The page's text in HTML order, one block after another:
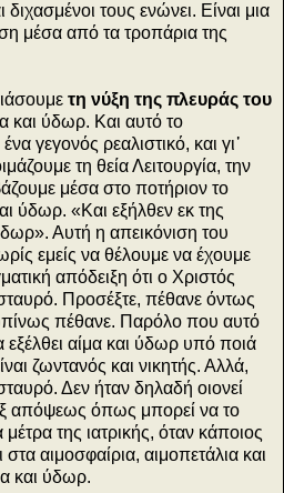
τους ενώνει. Είναι μια
μέσα από τα τροπάρια της
τη νύξη της πλευράς του
και ύδωρ. Και αυτό το
γεγονός ρεαλιστικό, και γι᾽
τη θεία Λειτουργία, την
μέσα στο ποτήριον το
ύδωρ. «Και εξήλθεν εκ της
Αυτή η απεικόνιση του
εμείς να θέλουμε να έχουμε
απόδειξη ότι ο Χριστός
Προσέξτε, πέθανε όντως
πέθανε. Παρόλο που αυτό
εξέλθει αίμα και ύδωρ υπό ποιά
ζωντανός και νικητής. Αλλά,
Δεν ήταν δηλαδή οιονεί
απόψεως όπως μπορεί να το
της ιατρικής, όταν κάποιος
στα αιμοσφαίρια, αιμοπετάλια και
και ύδωρ.